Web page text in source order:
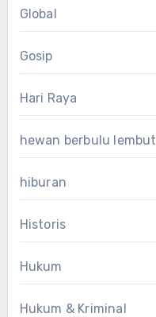
Global
Gosip
Hari Raya
hewan berbulu lembut
hiburan
Historis
Hukum
Hukum & Kriminal